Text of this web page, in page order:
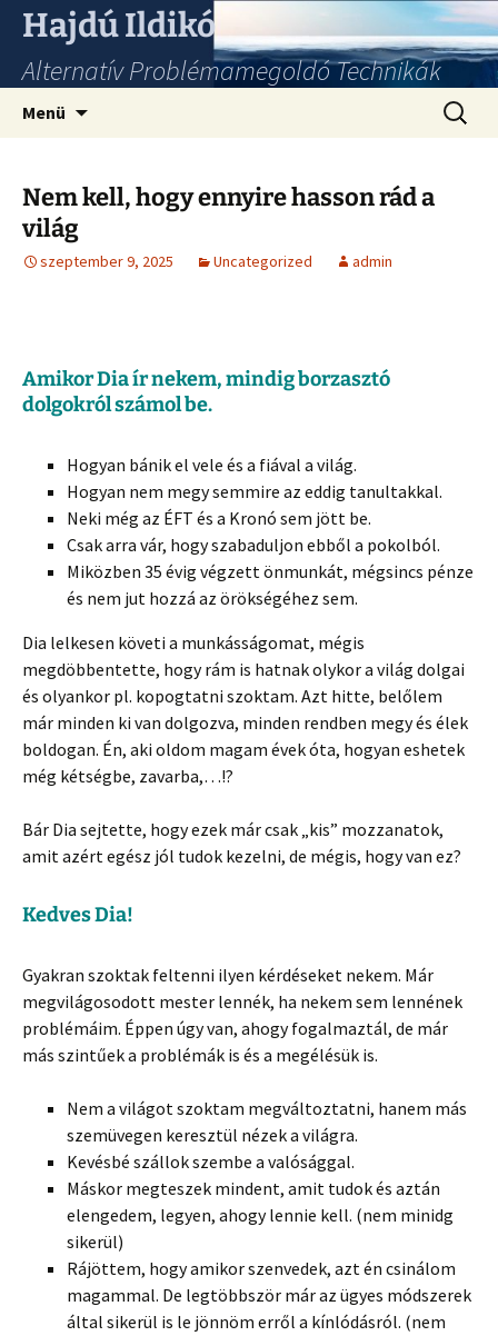
Hajdú Ildikó
Alternatív Problémamegoldó Technikák
Menü
Nem kell, hogy ennyire hasson rád a
világ
szeptember 9, 2025 Uncategorized admin
Amikor Dia ír nekem, mindig borzasztó
dolgokról számol be.
Hogyan bánik el vele és a fiával a világ.
Hogyan nem megy semmire az eddig tanultakkal.
Neki még az ÉFT és a Kronó sem jött be.
Csak arra vár, hogy szabaduljon ebből a pokolból.
Miközben 35 évig végzett önmunkát, mégsincs pénze
és nem jut hozzá az örökségéhez sem.
Dia lelkesen követi a munkásságomat, mégis
megdöbbentette, hogy rám is hatnak olykor a világ dolgai
és olyankor pl. kopogtatni szoktam. Azt hitte, belőlem
már minden ki van dolgozva, minden rendben megy és élek
boldogan. Én, aki oldom magam évek óta, hogyan eshetek
még kétségbe, zavarba,…!?
Bár Dia sejtette, hogy ezek már csak „kis” mozzanatok,
amit azért egész jól tudok kezelni, de mégis, hogy van ez?
Kedves Dia!
Gyakran szoktak feltenni ilyen kérdéseket nekem. Már
megvilágosodott mester lennék, ha nekem sem lennének
problémáim. Éppen úgy van, ahogy fogalmaztál, de már
más szintűek a problémák is és a megélésük is.
Nem a világot szoktam megváltoztatni, hanem más
szemüvegen keresztül nézek a világra.
Kevésbé szállok szembe a valósággal.
Máskor megteszek mindent, amit tudok és aztán
elengedem, legyen, ahogy lennie kell. (nem minidg
sikerül)
Rájöttem, hogy amikor szenvedek, azt én csinálom
magammal. De legtöbbször már az ügyes módszerek
által sikerül is le jönnöm erről a kínlódásról. (nem